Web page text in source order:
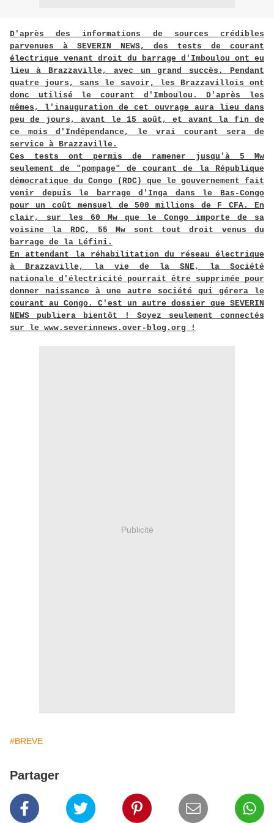
D'après des informations de sources crédibles
parvenues à SEVERIN NEWS, des tests de courant
électrique venant droit du barrage d'Imboulou ont eu
lieu à Brazzaville, avec un grand succès. Pendant
quatre jours, sans le savoir, les Brazzavillois ont
donc utilisé le courant d'Imboulou. D'après les
mêmes, l'inauguration de cet ouvrage aura lieu dans
peu de jours, avant le 15 août, et avant la fin de
ce mois d'Indépendance, le vrai courant sera de
service à Brazzaville.
Ces tests ont permis de ramener jusqu'à 5 Mw
seulement de "pompage" de courant de la République
démocratique du Congo (RDC) que le gouvernement fait
venir depuis le barrage d'Inga dans le Bas-Congo
pour un coût mensuel de 500 millions de F CFA. En
clair, sur les 60 Mw que le Congo importe de sa
voisine la RDC, 55 Mw sont tout droit venus du
barrage de la Léfini.
En attendant la réhabilitation du réseau électrique
à Brazzaville, la vie de la SNE, la Société
nationale d'électricité pourrait être supprimée pour
donner naissance à une autre société qui gérera le
courant au Congo. C'est un autre dossier que SEVERIN
NEWS publiera bientôt ! Soyez seulement connectés
sur le www.severinnews.over-blog.org !
Publicité
#BREVE
Partager